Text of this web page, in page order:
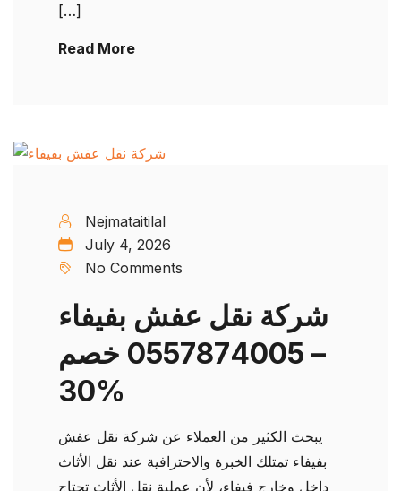
[…]
Read More
Nejmataitilal
July 4, 2026
No Comments
شركة نقل عفش بفيفاء
– 0557874005 خصم
30%
يبحث الكثير من العملاء عن شركة نقل عفش
بفيفاء تمتلك الخبرة والاحترافية عند نقل الأثاث
داخل وخارج فيفاء، لأن عملية نقل الأثاث تحتاج